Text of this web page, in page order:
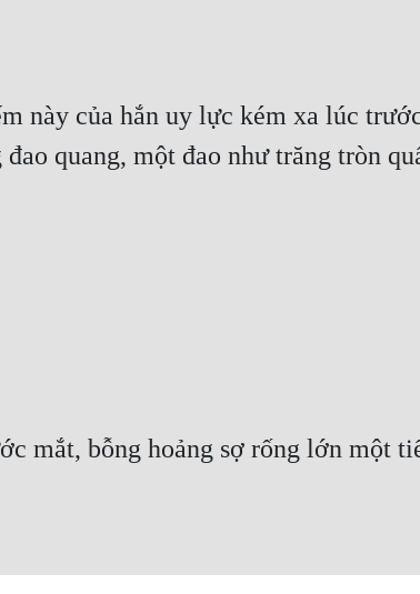
này của hắn uy lực kém xa lúc
quang, một đao như trăng tròn
mắt, bỗng hoảng sợ rống lớn một